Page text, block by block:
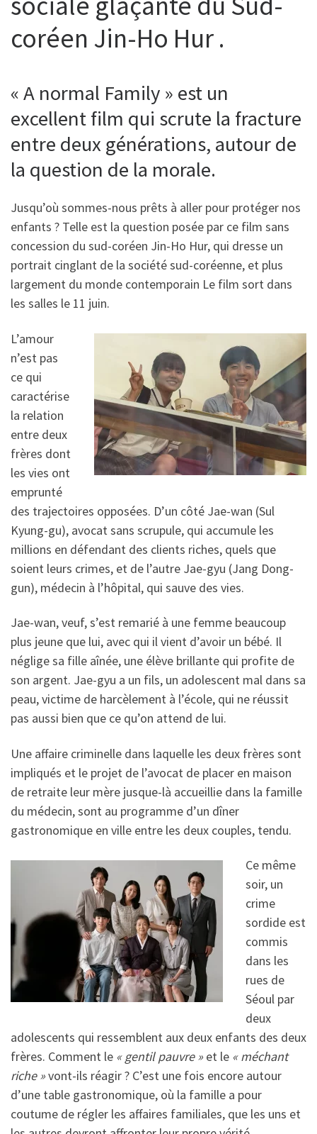
coréen Jin-Ho Hur .
« A normal Family » est un
excellent film qui scrute la fracture
entre deux générations, autour de
la question de la morale.
Jusqu’où sommes-nous prêts à aller pour protéger nos
enfants ? Telle est la question posée par ce film sans
concession du sud-coréen Jin-Ho Hur, qui dresse un
portrait cinglant de la société sud-coréenne, et plus
largement du monde contemporain Le film sort dans
les salles le 11 juin.
L’amour
n’est pas
ce qui
caractérise
la relation
entre deux
frères dont
les vies ont
emprunté
des trajectoires opposées. D’un côté Jae-wan (Sul
Kyung-gu), avocat sans scrupule, qui accumule les
millions en défendant des clients riches, quels que
soient leurs crimes, et de l’autre Jae-gyu (Jang Dong-
gun), médecin à l’hôpital, qui sauve des vies.
Jae-wan, veuf, s’est remarié à une femme beaucoup
plus jeune que lui, avec qui il vient d’avoir un bébé. Il
néglige sa fille aînée, une élève brillante qui profite de
son argent. Jae-gyu a un fils, un adolescent mal dans sa
peau, victime de harcèlement à l’école, qui ne réussit
pas aussi bien que ce qu’on attend de lui.
Une affaire criminelle dans laquelle les deux frères sont
impliqués et le projet de l’avocat de placer en maison
de retraite leur mère jusque-là accueillie dans la famille
du médecin, sont au programme d’un dîner
gastronomique en ville entre les deux couples, tendu.
Ce même
soir, un
crime
sordide est
commis
dans les
rues de
Séoul par
deux
adolescents qui ressemblent aux deux enfants des deux
frères. Comment le « gentil pauvre » et le « méchant
riche »vont-ils réagir ? C’est une fois encore autour
d’une table gastronomique, où la famille a pour
coutume de régler les affaires familiales, que les uns et